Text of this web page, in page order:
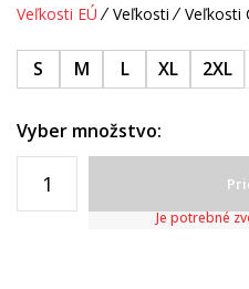
Veľkosti EÚ Veľkosti Veľkosti
S M L XL 2XL
Vyber množstvo:
Je potrebné